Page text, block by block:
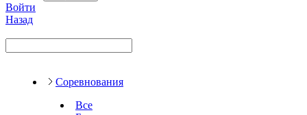
Войти
Назад
Соревнования
Все